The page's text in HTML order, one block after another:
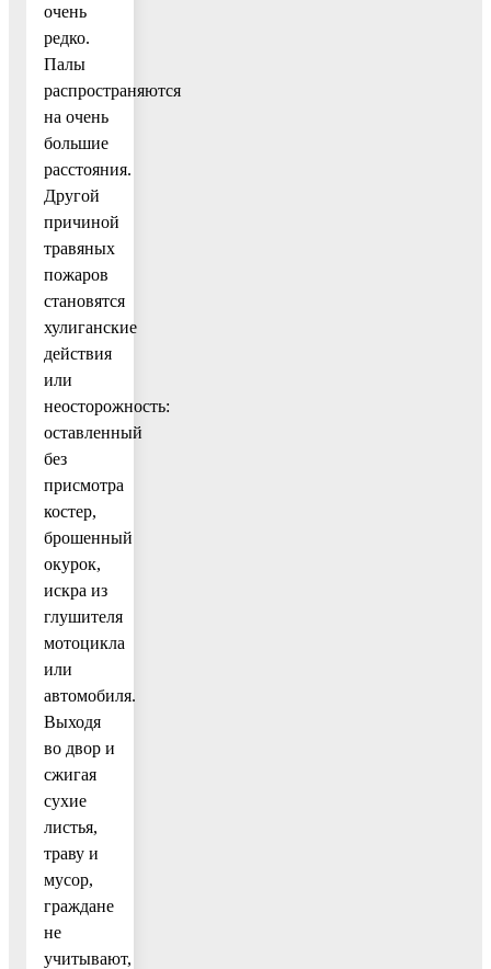
очень
редко.
Палы
распространяются
на очень
большие
расстояния.
Другой
причиной
травяных
пожаров
становятся
хулиганские
действия
или
неосторожность:
оставленный
без
присмотра
костер,
брошенный
окурок,
искра из
глушителя
мотоцикла
или
автомобиля.
Выходя
во двор и
сжигая
сухие
листья,
траву и
мусор,
граждане
не
учитывают,